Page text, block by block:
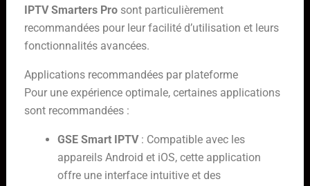
IPTV Smarters Prosont particulièrement
recommandées pour leur facilité d’utilisation et leurs
fonctionnalités avancées.
Applications recommandées par plateforme
Pour une expérience optimale, certaines applications
sont recommandées :
GSE Smart IPTV: Compatible avec les
appareils Android et iOS, cette application
offre une interface intuitive et des